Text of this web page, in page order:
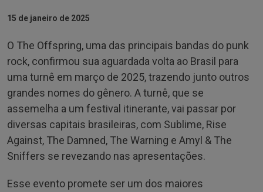
15 de janeiro de 2025
O The Offspring, uma das principais bandas do punk
rock, confirmou sua aguardada volta ao Brasil para
uma turnê em março de 2025, trazendo junto outros
grandes nomes do gênero. A turnê, que se
assemelha a um festival itinerante, vai passar por
diversas capitais brasileiras, com Sublime, Rise
Against, The Damned, The Warning e Amyl & The
Sniffers se revezando nas apresentações.
Esse evento promete ser um dos maiores